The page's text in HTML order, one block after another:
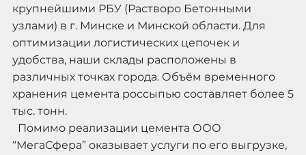
крупнейшими РБУ (Растворо Бетонными
узлами) в г. Минске и Минской области. Для
оптимизации логистических цепочек и
удобства, наши склады расположены в
различных точках города. Объём временного
хранения цемента россыпью составляет более 5
тыс. тонн.
Помимо реализации цемента ООО
“МегаСфера” оказывает услуги по его выгрузке,